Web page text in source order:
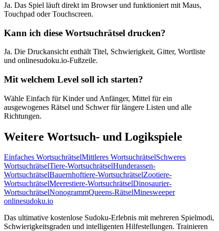
Ja. Das Spiel läuft direkt im Browser und funktioniert mit Maus,
Touchpad oder Touchscreen.
Kann ich diese Wortsuchrätsel drucken?
Ja. Die Druckansicht enthält Titel, Schwierigkeit, Gitter, Wortliste
und onlinesudoku.io-Fußzeile.
Mit welchem Level soll ich starten?
Wähle Einfach für Kinder und Anfänger, Mittel für ein
ausgewogenes Rätsel und Schwer für längere Listen und alle
Richtungen.
Weitere Wortsuch- und Logikspiele
Einfaches WortsuchrätselMittleres WortsuchrätselSchweres
WortsuchrätselTiere-WortsuchrätselHunderassen-
WortsuchrätselBauernhoftiere-WortsuchrätselZootiere-
WortsuchrätselMeerestiere-WortsuchrätselDinosaurier-
WortsuchrätselNonogrammQueens-RätselMinesweeper
onlinesudoku.io
Das ultimative kostenlose Sudoku-Erlebnis mit mehreren Spielmodi,
Schwierigkeitsgraden und intelligenten Hilfestellungen. Trainieren